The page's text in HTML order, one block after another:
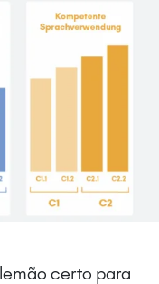
certo para